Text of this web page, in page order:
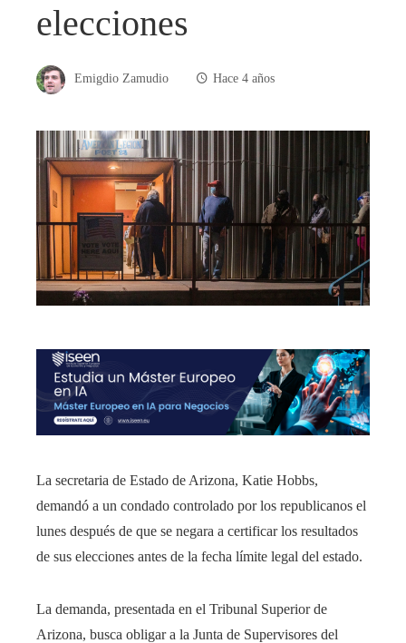
elecciones
Emigdio Zamudio Hace 4 años
La secretaria de Estado de Arizona, Katie Hobbs,
demandó a un condado controlado por los republicanos el
lunes después de que se negara a certificar los resultados
de sus elecciones antes de la fecha límite legal del estado.
La demanda, presentada en el Tribunal Superior de
Arizona, busca obligar a la Junta de Supervisores del